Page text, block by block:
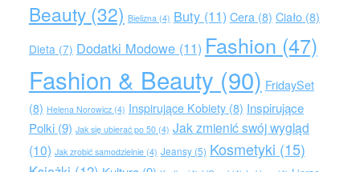
Beauty(32) Bielizna(4) Buty(11) Cera(8) Ciało(8)
Dieta(7) Dodatki Modowe(11) Fashion (47)
Fashion & Beauty (90) FridaySet
(8) Helena Norowicz(4) Inspirujące Kobiety(8) Inspirujące
Polki(9) Jak się ubierać po 50(4) Jak zmienić swój wygląd
(10) Jak zrobić samodzielnie(4) Jeansy(5) Kosmetyki (15)